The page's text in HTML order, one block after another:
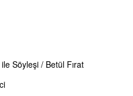
Söyleşi / Betül Fırat